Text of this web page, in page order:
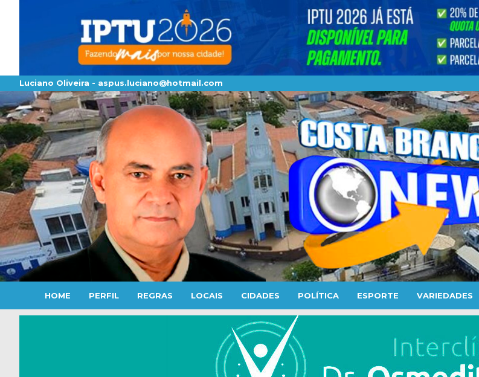
Luciano Oliveira - aspus.luciano@hotmail.com
HOME PERFIL REGRAS LOCAIS CIDADES POLÍTICA ESPORTE VARIEDADES